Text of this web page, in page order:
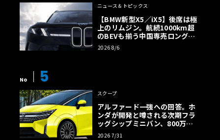
ニュース＆トピックス
【BMW新型X5／iX5】後席は極
上のリムジン。航続1000km超
のBEVも揃う中国専売ロング仕
様の全貌
2026 8/6
No 5
スクープ
アルファード一強への回答。ホ
ンダが開発と噂される次期フラ
ッグシップミニバン、800万円
超の勝算【予想CG】
2026 7/31